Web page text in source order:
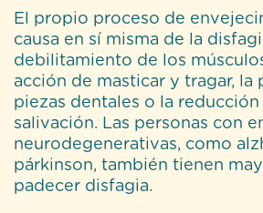
El propio proceso de
causa en sí misma de la
debilitamiento de los
acción de masticar y tragar, la
piezas dentales o la reducción
salivación. Las personas con
neurodegenerativas, como
párkinson, también tienen
padecer disfagia.